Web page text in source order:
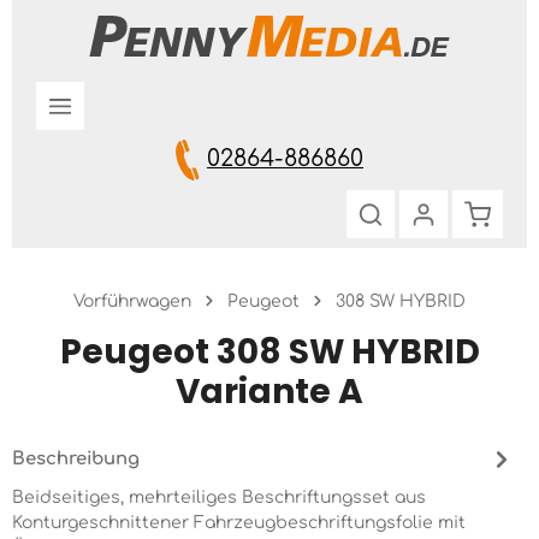
Zum Hauptinhalt springen
02864-886860
Vorführwagen Peugeot 308 SW HYBRID
Peugeot 308 SW HYBRID
Variante A
Beschreibung
Beidseitiges, mehrteiliges Beschriftungsset aus
Konturgeschnittener Fahrzeugbeschriftungsfolie mit